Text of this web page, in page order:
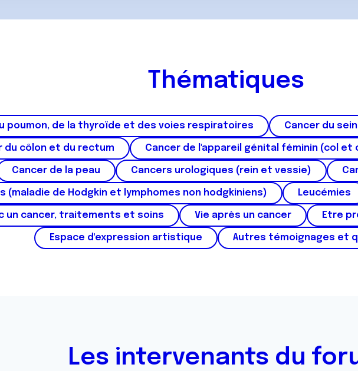
Thématiques
poumon, de la thyroïde et des voies respiratoires Cancer du sein
du côlon et du rectum Cancer de l'appareil génital féminin (col
Cancer de la peau Cancers urologiques (rein et vessie)
(maladie de Hodgkin et lymphomes non hodgkiniens) Leucémies
un cancer, traitements et soins Vie après un cancer Etre
Espace d'expression artistique Autres témoignages et
Les intervenants du